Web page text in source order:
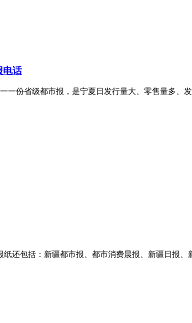
电话
一份省级都市报，是宁夏日发行量大、零售量多、
还包括：新疆都市报、都市消费晨报、新疆日报